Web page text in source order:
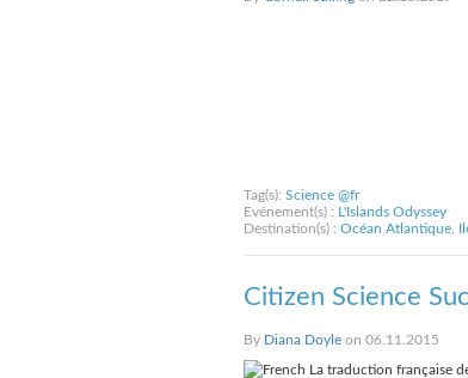
Tag(s): Science @fr
Evénement(s) : L'Islands Odyssey
Destination(s) : Océan Atlantique,
Citizen Science
By Diana Doyleon 06.11.2015
La traduction française